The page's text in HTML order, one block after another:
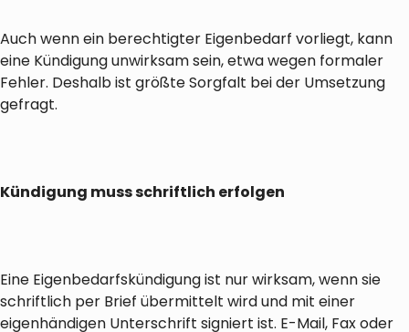
Auch wenn ein berechtigter Eigenbedarf vorliegt, kann
eine Kündigung unwirksam sein, etwa wegen formaler
Fehler. Deshalb ist größte Sorgfalt bei der Umsetzung
gefragt.
Kündigung muss schriftlich erfolgen
Eine Eigenbedarfskündigung ist nur wirksam, wenn sie
schriftlich per Brief übermittelt wird und mit einer
eigenhändigen Unterschrift signiert ist. E-Mail, Fax oder